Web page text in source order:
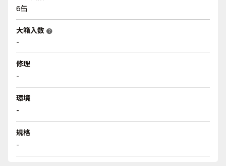
6缶
大箱入数 help
-
修理
-
環境
-
規格
-